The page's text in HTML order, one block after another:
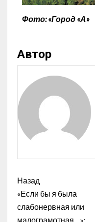
Фото: «Город «А»
Автор
Назад
«Если бы я была
слабонервная или
малограмотная…»: